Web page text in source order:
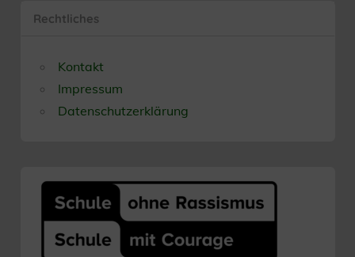
Rechtliches
Kontakt
Impressum
Datenschutzerklärung